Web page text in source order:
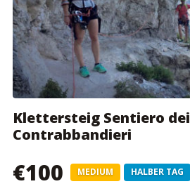
Klettersteig Sentiero dei
Contrabbandieri
€100 MEDIUM HALBER TAG